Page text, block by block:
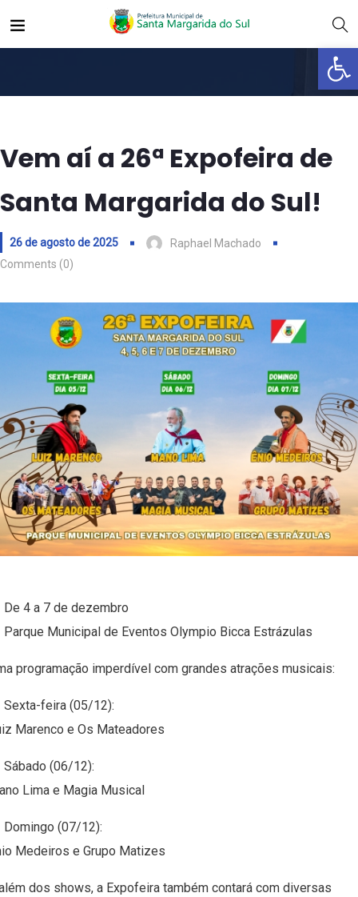
Abrir
Vem aí a 26ª Expofeira de
Santa Margarida do Sul!
26 de agosto de 2025
Raphael Machado
Comments (0)
De 4 a 7 de dezembro
Parque Municipal de Eventos Olympio Bicca Estrázulas
programação imperdível com grandes atrações musicais:
Sexta-feira (05/12):
Marenco e Os Mateadores
Sábado (06/12):
Lima e Magia Musical
Domingo (07/12):
Medeiros e Grupo Matizes
dos shows, a Expofeira também contará com diversas